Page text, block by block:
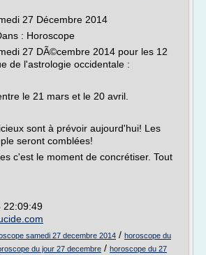
27 Décembre 2014
: Horoscope
27 DÃ©cembre 2014 pour les 12
de l'astrologie occidentale :
le 21 mars et le 20 avril.
sont à prévoir aujourd'hui! Les
seront comblées!
c'est le moment de concrétiser. Tout
22:09:49
samedi 27 decembre 2014 / horoscope du
du jour 27 decembre / horoscope du 27